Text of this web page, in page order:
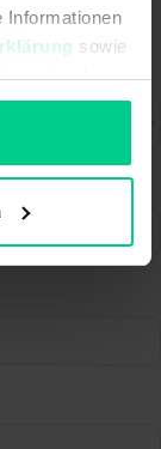
Informationen
sowie
hier
you as soon as